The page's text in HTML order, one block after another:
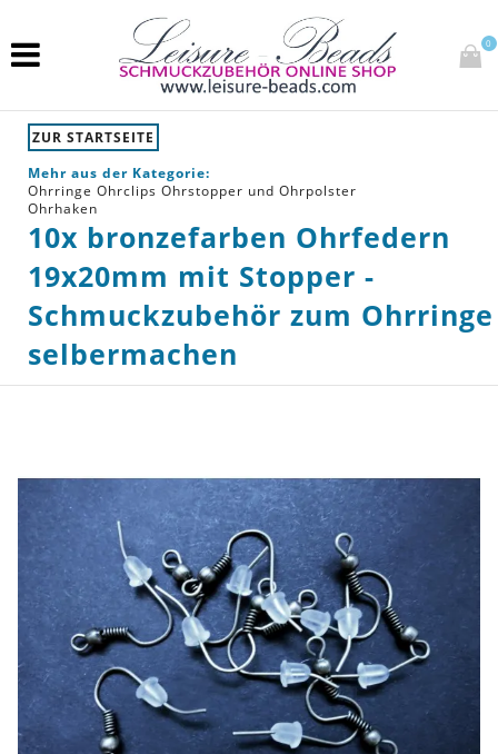
0
ZUR STARTSEITE
Mehr aus der Kategorie:
Ohrringe Ohrclips Ohrstopper und Ohrpolster
Ohrhaken
10x bronzefarben Ohrfedern
19x20mm mit Stopper -
Schmuckzubehör zum Ohrringe
selbermachen